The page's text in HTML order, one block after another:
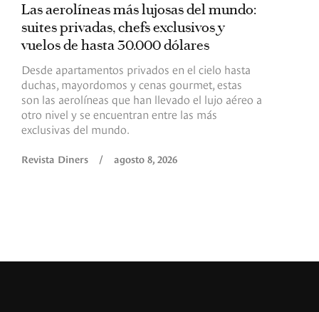
Las aerolíneas más lujosas del mundo:
suites privadas, chefs exclusivos y
vuelos de hasta 30.000 dólares
Desde apartamentos privados en el cielo hasta
duchas, mayordomos y cenas gourmet, estas
son las aerolíneas que han llevado el lujo aéreo a
otro nivel y se encuentran entre las más
exclusivas del mundo.
Revista Diners / agosto 8, 2026